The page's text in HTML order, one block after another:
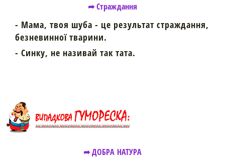
➦ Страждання
- Мама, твоя шуба - це результат страждання,
безневинної тварини.
- Синку, не називай так тата.
➦ ДОБРА НАТУРА